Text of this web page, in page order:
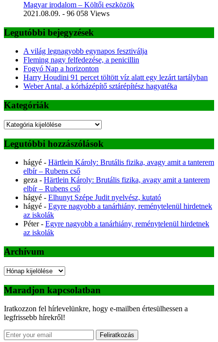
Magyar irodalom – Költői eszközök
2021.08.09. - 96 058 Views
Legutóbbi bejegyzések
A világ legnagyobb egynapos fesztiválja
Fleming nagy felfedezése, a penicillin
Fogyó Nap a horizonton
Harry Houdini 91 percet töltött víz alatt egy lezárt tartályban
Weber Antal, a kórházépítő sztárépítész hagyatéka
Kategóriák
Kategóriák
Legutóbbi hozzászólások
hágyé - Härtlein Károly: Brutális fizika, avagy amit a tanterem
elbír – Rubens cső
geza - Härtlein Károly: Brutális fizika, avagy amit a tanterem
elbír – Rubens cső
hágyé - Elhunyt Szépe Judit nyelvész, kutató
hágyé - Egyre nagyobb a tanárhiány, reménytelenül hirdetnek
az iskolák
Péter- Egyre nagyobb a tanárhiány, reménytelenül hirdetnek
az iskolák
Archívum
Archívum
Maradjon kapcsolatban
Iratkozzon fel hírlevelünkre, hogy e-mailben értesülhessen a
legfrissebb hírekről!
Feliratkozás